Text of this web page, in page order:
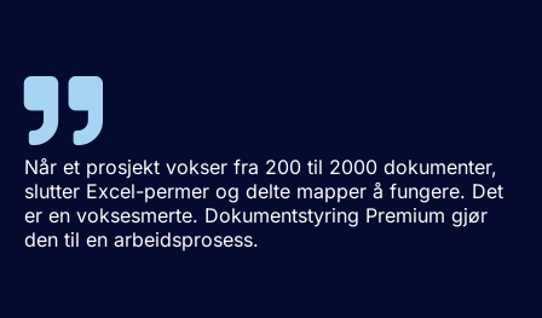
Når et prosjekt vokser fra 200 til 2000 dokumenter,
slutter Excel-permer og delte mapper å fungere. Det
er en voksesmerte. Dokumentstyring Premium gjør
den til en arbeidsprosess.